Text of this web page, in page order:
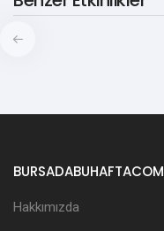
BURSADABUHAFTACOM
Hakkımızda